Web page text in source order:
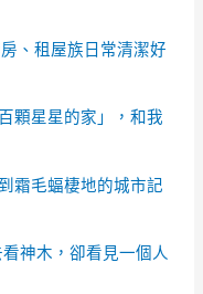
、租屋族日常清潔好
顆星星的家」，和我
霜毛蝠棲地的城市記
神木，卻看見一個人